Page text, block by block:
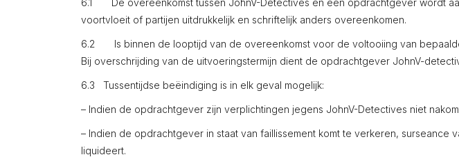
6.1 De overeenkomst tussen JohnV-Detectives en een opdrachtgever wordt
voortvloeit of partijen uitdrukkelijk en schriftelijk anders overeenkomen.
6.2 Is binnen de looptijd van de overeenkomst voor de voltooiing van
Bij overschrijding van de uitvoeringstermijn dient de opdrachtgever JohnV-
6.3 Tussentijdse beëindiging is in elk geval mogelijk:
– Indien de opdrachtgever zijn verplichtingen jegens JohnV-Detectives niet
– Indien de opdrachtgever in staat van faillissement komt te verkeren,
liquideert.